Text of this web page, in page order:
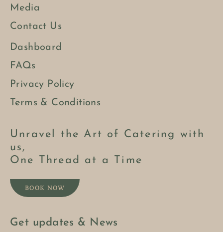
Media
Contact Us
Dashboard
FAQs
Privacy Policy
Terms & Conditions
Unravel the Art of Catering with
us,
One Thread at a Time
BOOK NOW
Get updates & News